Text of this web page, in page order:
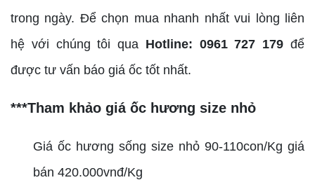
trong ngày. Để chọn mua nhanh nhất vui lòng liên
hệ với chúng tôi qua Hotline: 0961 727 179để
được tư vấn báo giá ốc tốt nhất.
***Tham khảo giá ốc hương size nhỏ
Giá ốc hương sống size nhỏ 90-110con/Kg giá
bán 420.000vnđ/Kg